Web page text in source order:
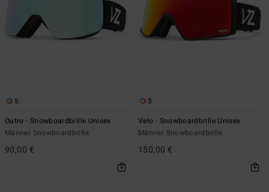
5
Outro - Snowboardbrille Unisex
Männer Snowboardbrille
90,00 €
3
Velo - Snowboardbrille Unisex
Männer Snowboardbrille
150,00 €